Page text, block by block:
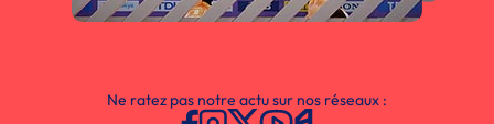
Ne ratez pas notre actu sur nos réseaux :